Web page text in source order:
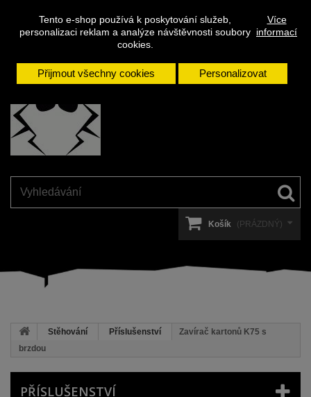
Tento e-shop používá k poskytování služeb,
personalizaci reklam a analýze návštěvnosti soubory
cookies.
Více
informací
Přijmout všechny cookies Personalizovat
Kontakt
Přihlásit se
Napište
nám
Košík (PRÁZDNÝ)
Stěhování Příslušenství
Zavírač kartonů K75 s
brzdou
PŘÍSLUŠENSTVÍ